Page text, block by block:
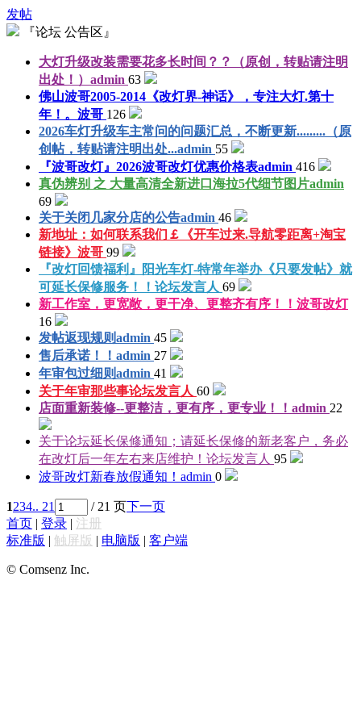
发帖
『论坛 公告区』
大灯升级改装需要花多长时间？？（原创，转贴请注明
出处！） admin 63
佛山波哥2005-2014《改灯界-神话》，专注大灯.第十
年！。 波哥 126
2026车灯升级车主常问的问题汇总，不断更新.........（原
创帖，转贴请注明出处...admin 55
『波哥改灯』2026波哥改灯优惠价格表admin 416
真伪辨别 之 大量高清全新进口海拉5代细节图片admin
69
关于关闭几家分店的公告admin 46
新地址：如何联系我们￡《开车过来.导航零距离+淘宝
链接》 波哥 99
『改灯回馈福利』阳光车灯-特常年举办《只要发帖》就
可延长保修服务！！ 论坛发言人 69
新工作室，更宽敞，更干净、更整齐有序！！ 波哥改灯
16
发帖返现规则admin 45
售后承诺！！ admin 27
年审包过细则admin 41
关于年审那些事论坛发言人 60
店面重新装修--更整洁，更有序，更专业！！ admin 22
关于论坛延长保修通知；请延长保修的新老客户，务必
在改灯后一年左右来店维护！ 论坛发言人 95
波哥改灯新春放假通知！ admin 0
1234.. 21 / 21 页下一页
首页 | 登录 | 注册
标准版 | 触屏版 | 电脑版 | 客户端
© Comsenz Inc.